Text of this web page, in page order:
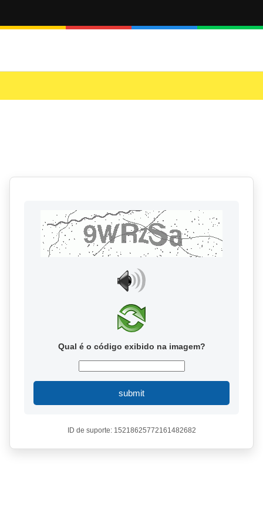
Qual é o código exibido na imagem?
submit
ID de suporte: 15218625772161482682